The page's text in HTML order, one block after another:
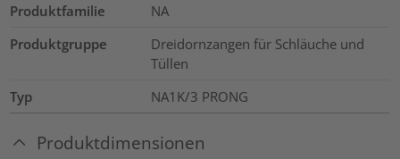
Produktfamilie
NA
Produktgruppe
Dreidornzangen für Schläuche und
Tüllen
Typ
NA1K/3 PRONG
Produktdimensionen